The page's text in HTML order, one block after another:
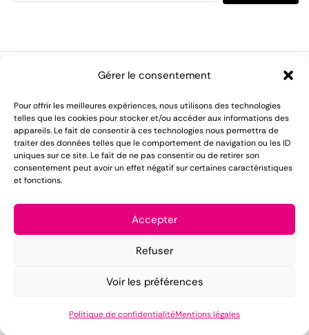
Gérer le consentement
Pour offrir les meilleures expériences, nous utilisons des technologies
telles que les cookies pour stocker et/ou accéder aux informations des
appareils. Le fait de consentir à ces technologies nous permettra de
traiter des données telles que le comportement de navigation ou les ID
uniques sur ce site. Le fait de ne pas consentir ou de retirer son
consentement peut avoir un effet négatif sur certaines caractéristiques
et fonctions.
Accepter
Refuser
Voir les préférences
Politique de confidentialitéMentions légales
Catalogue CGV
LOMAREC met à votre disposition plus de 55 ans
d'expérience dans le domaine de la location de
matériel pour réception.
Conditions générales de vente
Politique de confidentialité
Copyright ©2025 LOMAREC – Design by